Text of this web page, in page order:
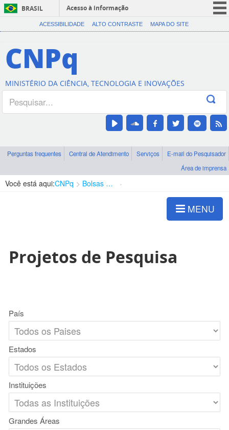
BRASIL
Acesso à informação
CORONAVÍRUS (COVID-19)
Canais
ACESSIBILIDADE ALTO CONTRASTE MAPA DO SITE
CNPq
MINISTÉRIO DA CIÊNCIA, TECNOLOGIA E INOVAÇÕES
Perguntas frequentes Central de Atendimento Serviços
E-mail do Pesquisador
Área de imprensa
Você está aqui:CNPq Bolsas e Auxílios Vigentes
MENU
Projetos de Pesquisa
País
Estados
Instituições
Grandes Áreas